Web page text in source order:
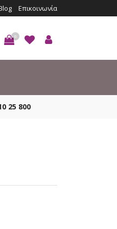
Επικοινωνία
0
25 800